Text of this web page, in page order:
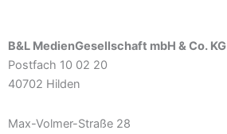
B&L MedienGesellschaft mbH & Co. KG
Postfach 10 02 20
40702 Hilden
Max-Volmer-Straße 28